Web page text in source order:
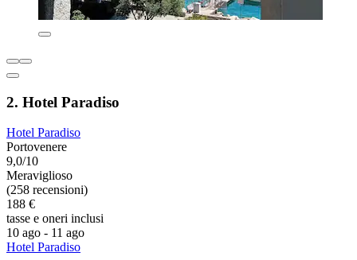
2. Hotel Paradiso
Hotel Paradiso
Portovenere
9,0/10
Meraviglioso
(258 recensioni)
188 €
tasse e oneri inclusi
10 ago - 11 ago
Hotel Paradiso